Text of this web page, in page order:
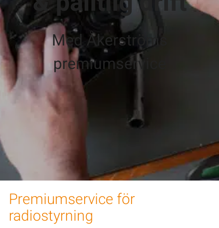
Med Åkerströms
premiumservice
Premiumservice för
radiostyrning